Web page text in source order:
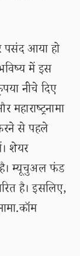
आया हो
में इस
नीचे दिए
से पहले
शेयर
है। म्यूचुअल फंड
है। इसलिए,